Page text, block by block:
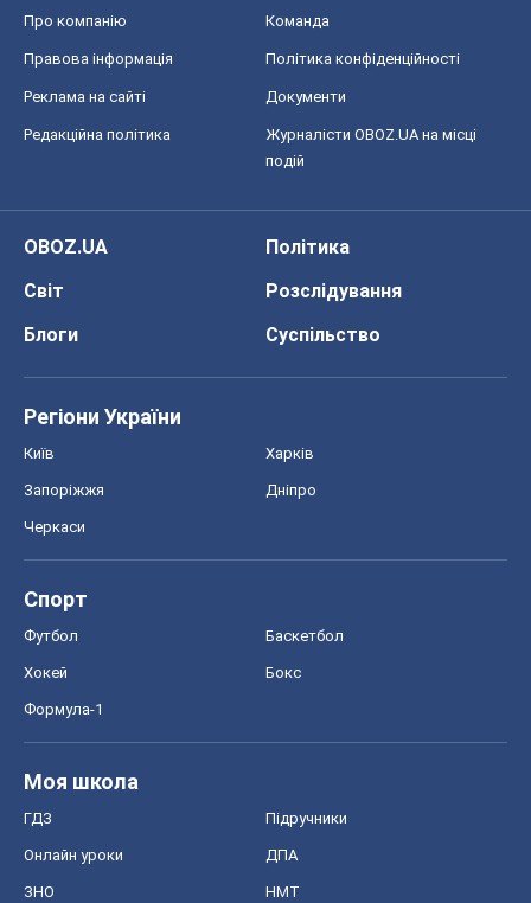
Про компанію Команда
Правова інформація Політика конфіденційності
Реклама на сайті Документи
Редакційна політика
Журналісти OBOZ.UA на місці
подій
OBOZ.UA
Політика
Світ
Розслідування
Блоги
Суспільство
Регіони України
Київ Харків
Запоріжжя Дніпро
Черкаси
Спорт
Футбол Баскетбол
Хокей Бокс
Формула-1
Моя школа
ГДЗ Підручники
Онлайн уроки ДПА
ЗНО НМТ